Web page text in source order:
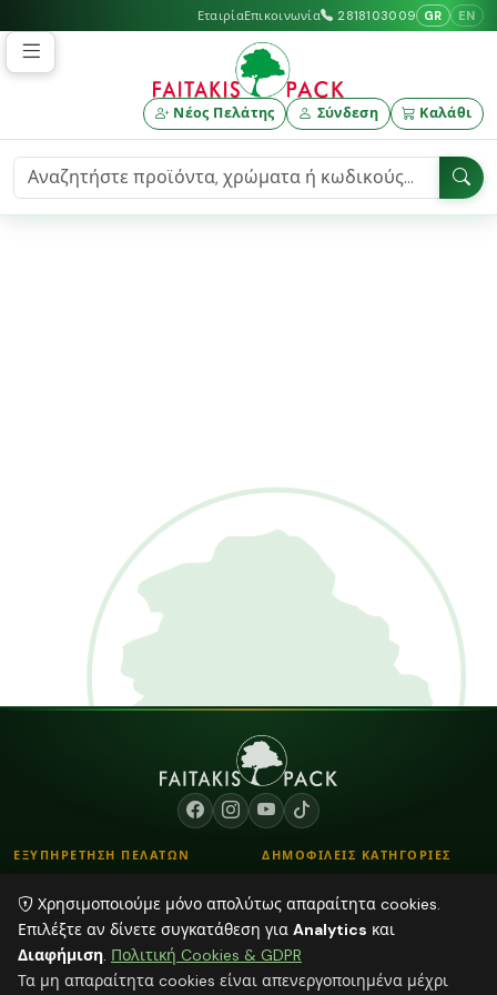
ΕταιρίαΕπικοινωνία 2818103009 GR EN
Νέος Πελάτης Σύνδεση Καλάθι
ΕΞΥΠΗΡΕΤΗΣΗ ΠΕΛΑΤΩΝ
Τρόποι Παραγγελίας
Τρόποι Αποστολής & Πληρωμής
Blog
ΔΗΜΟΦΙΛΕΙΣ ΚΑΤΗΓΟΡΙΕΣ
Λουλούδια - Βάζα
Αποξηραμένα φυτά
Χρησιμοποιούμε μόνο απολύτως απαραίτητα cookies.
Επιλέξτε αν δίνετε συγκατάθεση για Analytics και
Διαφήμιση. Πολιτική Cookies & GDPR
Τα μη απαραίτητα cookies είναι απενεργοποιημένα μέχρι